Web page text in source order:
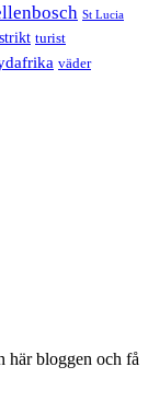
St Lucia
turist
väder
här bloggen och få